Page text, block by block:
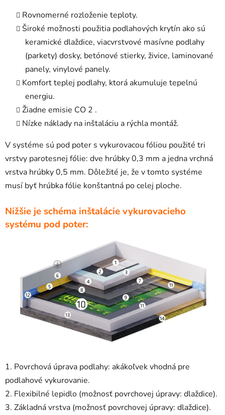
Rovnomerné rozloženie teploty.
Široké možnosti použitia podlahových krytín ako sú
keramické dlaždice, viacvrstvové masívne podlahy
(parkety) dosky, betónové stierky, živice, laminované
panely, vinylové panely.
Komfort teplej podlahy, ktorá akumuluje tepelnú
energiu.
Žiadne emisie CO 2 .
Nízke náklady na inštaláciu a rýchla montáž.
V systéme sú pod poter s vykurovacou fóliou použité tri
vrstvy parotesnej fólie: dve hrúbky 0,3 mm a jedna vrchná
vrstva hrúbky 0,5 mm. Dôležité je, že v tomto systéme
musí byť hrúbka fólie konštantná po celej ploche.
Nižšie je schéma inštalácie vykurovacieho
systému pod poter:
1. Povrchová úprava podlahy: akákoľvek vhodná pre
podlahové vykurovanie.
2. Flexibilné lepidlo (možnosť povrchovej úpravy: dlaždice).
3. Základná vrstva (možnosť povrchovej úpravy: dlaždice).